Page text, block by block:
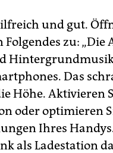
und gut.
zu: „Die
Das
Höhe. Aktivieren
oder optimieren
Ihres
als Ladestation